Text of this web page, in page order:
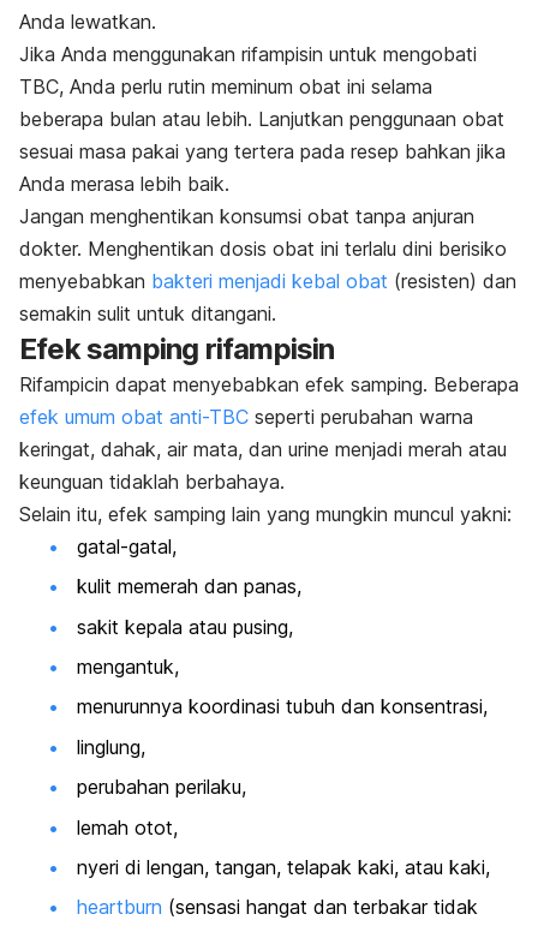
Anda lewatkan.
Jika Anda menggunakan rifampisin untuk mengobati
TBC, Anda perlu rutin meminum obat ini selama
beberapa bulan atau lebih. Lanjutkan penggunaan obat
sesuai masa pakai yang tertera pada resep bahkan jika
Anda merasa lebih baik.
Jangan menghentikan konsumsi obat tanpa anjuran
dokter. Menghentikan dosis obat ini terlalu dini berisiko
menyebabkan bakteri menjadi kebal obat (resisten) dan
semakin sulit untuk ditangani.
Efek samping rifampisin
Rifampicin dapat menyebabkan efek samping. Beberapa
efek umum obat anti-TBC seperti perubahan warna
keringat, dahak, air mata, dan urine menjadi merah atau
keunguan tidaklah berbahaya.
Selain itu, efek samping lain yang mungkin muncul yakni:
gatal-gatal,
kulit memerah dan panas,
sakit kepala atau pusing,
mengantuk,
menurunnya koordinasi tubuh dan konsentrasi,
linglung,
perubahan perilaku,
lemah otot,
nyeri di lengan, tangan, telapak kaki, atau kaki,
heartburn (sensasi hangat dan terbakar tidak